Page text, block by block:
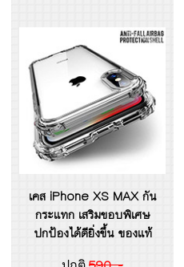
เคส iPhone XS MAX กัน
กระแทก เสริมขอบพิเศษ
ปกป้องได้ดียิ่งขึ้น ของแท้